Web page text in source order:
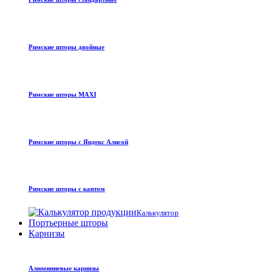
Римские шторы двойные
Римские шторы MAXI
Римские шторы с Яндекс Алисой
Римские шторы с кантом
Калькулятор
Портьерные шторы
Карнизы
Алюминиевые карнизы